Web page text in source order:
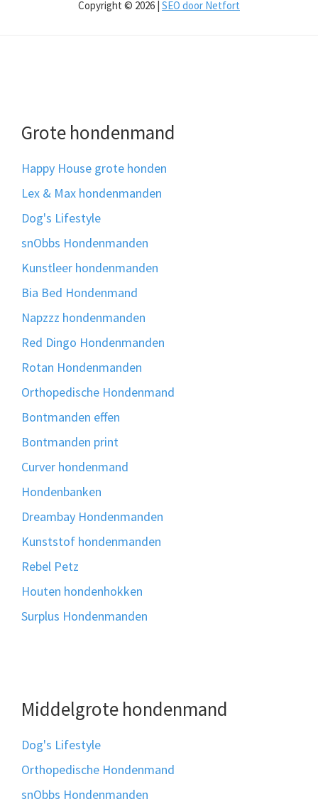
Copyright © 2026 | SEO door Netfort
Grote hondenmand
Happy House grote honden
Lex & Max hondenmanden
Dog's Lifestyle
snObbs Hondenmanden
Kunstleer hondenmanden
Bia Bed Hondenmand
Napzzz hondenmanden
Red Dingo Hondenmanden
Rotan Hondenmanden
Orthopedische Hondenmand
Bontmanden effen
Bontmanden print
Curver hondenmand
Hondenbanken
Dreambay Hondenmanden
Kunststof hondenmanden
Rebel Petz
Houten hondenhokken
Surplus Hondenmanden
Middelgrote hondenmand
Dog's Lifestyle
Orthopedische Hondenmand
snObbs Hondenmanden